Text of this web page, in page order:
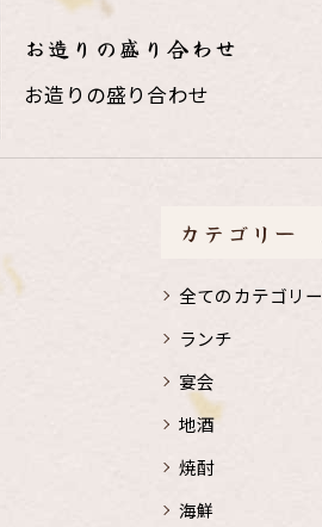
お造りの盛り合わせ
お造りの盛り合わせ
カテゴリー
全てのカテゴリー
ランチ
宴会
地酒
焼酎
海鮮